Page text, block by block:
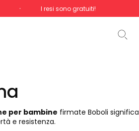
I resi sono gratuiti!
Totale
Inizio ordine
per bambine firmate Boboli significa
e resistenza.